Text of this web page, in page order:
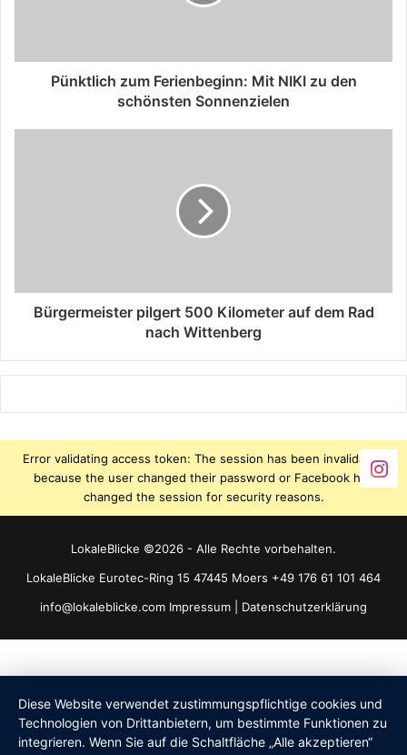
Pünktlich zum Ferienbeginn: Mit NIKI zu den
schönsten Sonnenzielen
Bürgermeister pilgert 500 Kilometer auf dem Rad
nach Wittenberg
Error validating access token: The session has been invalidated
because the user changed their password or Facebook has
changed the session for security reasons.
LokaleBlicke ©2026 - Alle Rechte vorbehalten.
LokaleBlicke Eurotec-Ring 15 47445 Moers +49 176 61 101 464
info@lokaleblicke.com Impressum Datenschutzerklärung
Diese Website verwendet zustimmungspflichtige cookies und
Technologien von Drittanbietern, um bestimmte Funktionen zu
integrieren. Wenn Sie auf die Schaltfläche „Alle akzeptieren“